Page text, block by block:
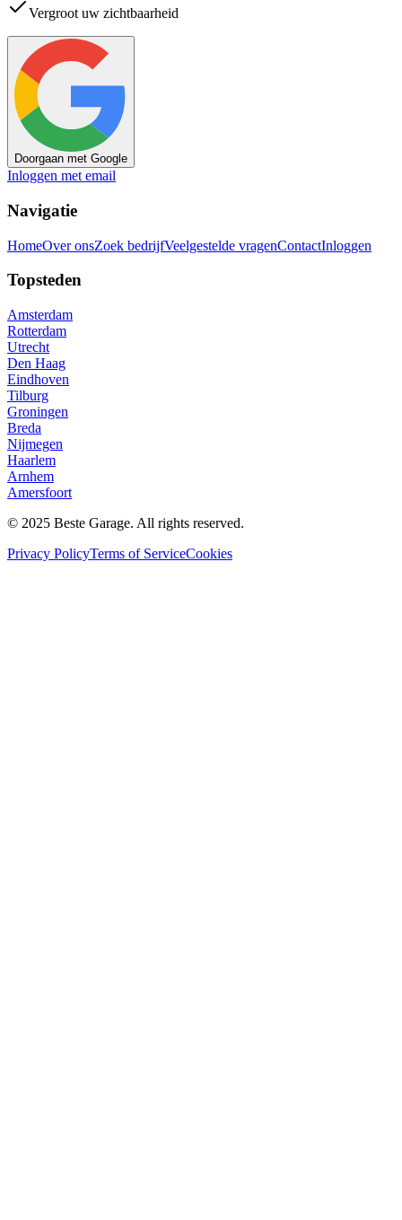
Vergroot uw zichtbaarheid
Doorgaan met Google
Inloggen met email
Navigatie
HomeOver onsZoek bedrijfVeelgestelde vragenContactInloggen
Topsteden
Amsterdam
Rotterdam
Utrecht
Den Haag
Eindhoven
Tilburg
Groningen
Breda
Nijmegen
Haarlem
Arnhem
Amersfoort
© 2025 Beste Garage. All rights reserved.
Privacy PolicyTerms of ServiceCookies